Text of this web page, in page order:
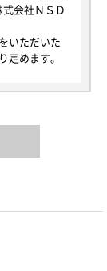
式会社ＮＳＤ
いただいた
定めます。
人情報」を
該情報に含
人情報保護
。